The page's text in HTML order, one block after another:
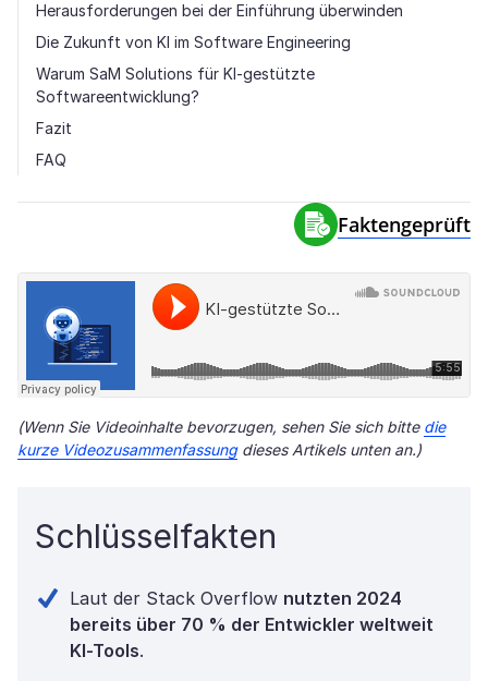
Herausforderungen bei der Einführung überwinden
Die Zukunft von KI im Software Engineering
Warum SaM Solutions für KI-gestützte
Softwareentwicklung?
Fazit
FAQ
Faktengeprüft
(Wenn Sie Videoinhalte bevorzugen, sehen Sie sich bitte die
kurze Videozusammenfassungdieses Artikels unten an.)
Schlüsselfakten
Laut der Stack Overflow nutzten 2024
bereits über 70 % der Entwickler weltweit
KI-Tools.